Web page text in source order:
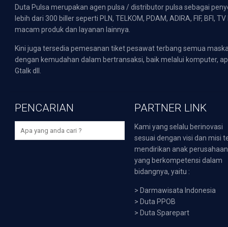
Duta Pulsa merupakan agen pulsa / distributor pulsa sebagai
lebih dari 300 biller seperti PLN, TELKOM, PDAM, ADIRA, FIF,
macam produk dan layanan lainnya.
Kini juga tersedia pemesanan tiket pesawat terbang semua
dengan kemudahan dalam bertransaksi, baik melalui komputer,
Gtalk dll.
PENCARIAN PARTNER LINK
Kami yang selalu berinovasi
sesuai dengan visi dan misi
mendirikan anak perusahaan
yang berkompetensi dalam
bidangnya, yaitu :
> Darmawisata Indonesia
> Duta PPOB
> Duta Sparepart